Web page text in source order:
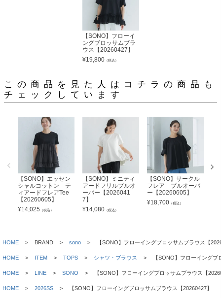
【SONO】フローイ
ングブロッサムブラ
ウス【20260427】
¥19,800（税込）
この商品を見た人はコチラの商品も
チェックしています
【SONO】エッセン
シャルコットン テ
ィアードフレアTee
【20260605】
¥14,025 （税込）
【SONO】ミニティ
アードフリルプルオ
ーバー【2026041
7】
¥14,080 （税込）
【SONO】サークル
フレア プルオーバ
ー【20260605】
¥18,700 （税込）
HOME BRAND sono 【SONO】フローイングブロッサムブラウス【
HOME ITEM TOPS シャツ・ブラウス 【SONO】フローイング
HOME LINE SONO 【SONO】フローイングブロッサムブラウス【
HOME 2026SS 【SONO】フローイングブロッサムブラウス【20260427】